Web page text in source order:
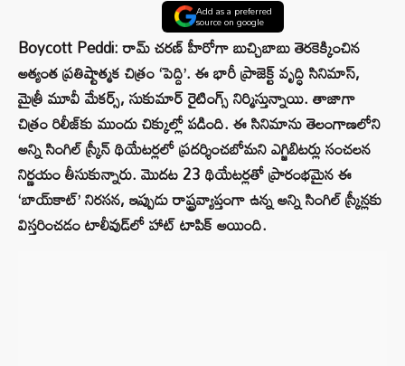
Add as a preferred
source on google
Boycott Peddi: రామ్ చరణ్ హీరోగా బుచ్చిబాబు తెరకెక్కించిన
అత్యంత ప్రతిష్టాత్మక చిత్రం ‘పెద్ది’. ఈ భారీ ప్రాజెక్ట్ వృద్ధి సినిమాస్,
మైత్రీ మూవీ మేకర్స్, సుకుమార్ రైటింగ్స్ నిర్మిస్తున్నాయి. తాజాగా
చిత్రం రిలీజ్‌కు ముందు చిక్కుల్లో పడింది. ఈ సినిమాను తెలంగాణలోని
అన్ని సింగిల్ స్క్రీన్ థియేటర్లలో ప్రదర్శించబోమని ఎగ్జిబిటర్లు సంచలన
నిర్ణయం తీసుకున్నారు. మొదట 23 థియేటర్లతో ప్రారంభమైన ఈ
‘బాయ్‌కాట్’ నిరసన, ఇప్పుడు రాష్ట్రవ్యాప్తంగా ఉన్న అన్ని సింగిల్ స్క్రీన్లకు
విస్తరించడం టాలీవుడ్‌లో హాట్ టాపిక్ అయింది.